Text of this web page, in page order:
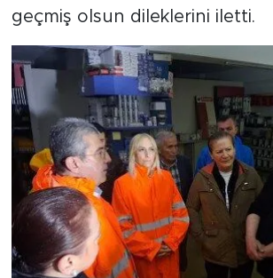
geçmiş olsun dileklerini iletti.